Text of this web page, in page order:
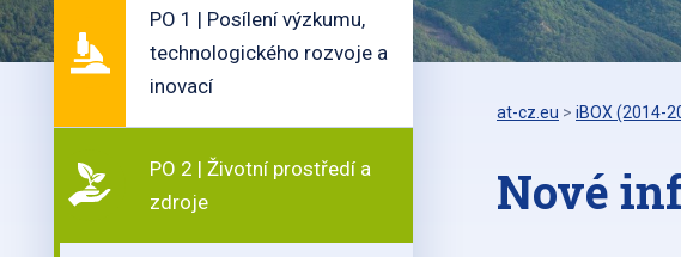
PO 1 | Posílení výzkumu,
technologického rozvoje a
inovací
PO 2 | Životní prostředí a
zdroje
at-cz.eu > iBOX (2014-
Nové